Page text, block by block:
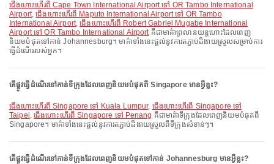
ជើងហោះហើរពី Cape Town International Airport ទៅ OR Tambo International
Airport,ជើងហោះហើរពី Maputo International Airport ទៅ OR Tambo
International Airport,ជើងហោះហើរពី Robert Gabriel Mugabe International
Airport ទៅ OR Tambo International Airportគឺជាមាគ៌ាព្រលានយន្តហោះដែលពេញ
និយមបំផុតទៅកាន់ Johannesburg។ មាគ៌ាទាំងនេះផ្តល់នូវការតភ្ជាប់ដ៏ងាយស្រួលសម្រាប់ការ
ធ្វើដំណើររបស់អ្នក។
តើផ្លូវធ្វើដំណើរទៅកាន់ទីក្រុងដែលពេញនិយមបំផុតពី Singapore មានអ្វីខ្លះ?
ជើងហោះហើរពី Singapore ទៅ Kuala Lumpur, ជើងហោះហើរពី Singapore ទៅ
Taipei,ជើងហោះហើរពី Singapore ទៅ Penang គឺជាមាគ៌ាទីក្រុងដែលពេញនិយមបំផុតពី
Singapore។ មាគ៌ាទាំងនេះផ្តល់នូវការតភ្ជាប់ដ៏ងាយស្រួលពីទីក្រុងសំខាន់ៗ។
តើផ្លូវធ្វើដំណើរទៅកាន់ទីក្រុងដែលពេញនិយមបំផុតទៅកាន់ Johannesburg មានអ្វីខ្លះ?